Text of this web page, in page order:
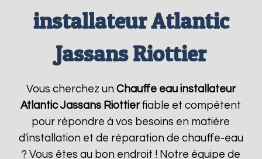
installateur Atlantic
Jassans Riottier
Vous cherchez un Chauffe eau installateur
Atlantic Jassans Riottierfiable et compétent
pour répondre à vos besoins en matière
d'installation et de réparation de chauffe-eau
? Vous êtes au bon endroit ! Notre équipe de